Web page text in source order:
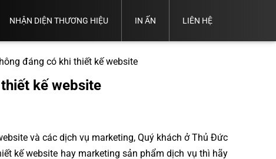
NHẬN DIỆN THƯƠNG HIỆU
Thương
Hiệu
Kế
Thiết Kế
Catalogue
Sơ
Năng
Lực
Name
Card
Thiết
Thẻ
Viên
IN ẤN LIÊN HỆ
đáng có khi thiết kế website
kế website
và các dịch vụ marketing, Quý khách ở Thủ Đức
kế website hay marketing sản phẩm dịch vụ thì hãy